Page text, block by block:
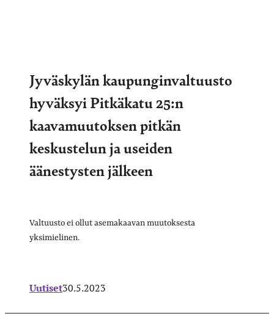
Jyväskylän kaupunginvaltuusto
hyväksyi Pitkäkatu 25:n
kaavamuutoksen pitkän
keskustelun ja useiden
äänestysten jälkeen
Valtuusto ei ollut asemakaavan muutoksesta
yksimielinen.
Uutiset30.5.2023